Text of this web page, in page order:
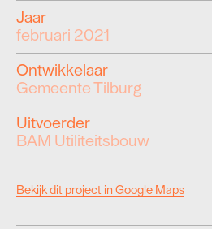
Jaar
februari 2021
Ontwikkelaar
Gemeente Tilburg
Uitvoerder
BAM Utiliteitsbouw
Bekijk dit project in Google Maps